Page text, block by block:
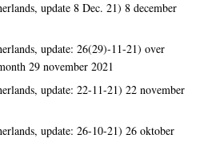
update 8 Dec. 21) 8 december
update: 26(29)-11-21) over
29 november 2021
update: 22-11-21) 22 november
update: 26-10-21) 26 oktober